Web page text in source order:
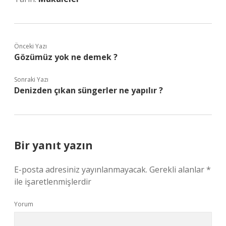
Önceki Yazı
Gözümüz yok ne demek ?
Sonraki Yazı
Denizden çıkan süngerler ne yapılır ?
Bir yanıt yazın
E-posta adresiniz yayınlanmayacak. Gerekli alanlar*
ile işaretlenmişlerdir
Yorum